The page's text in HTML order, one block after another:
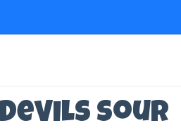
Sour